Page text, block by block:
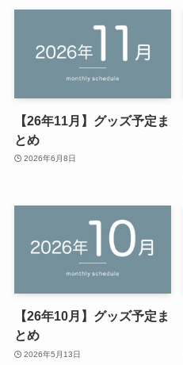
【26年11月】グッズ予定ま
とめ
2026年6月8日
【26年10月】グッズ予定ま
とめ
2026年5月13日